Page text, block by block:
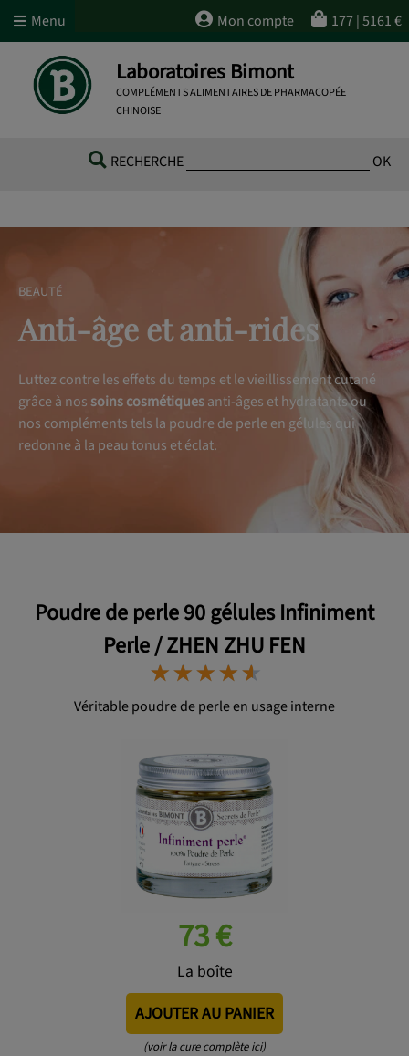
Laboratoires Bimont
COMPLÉMENTS ALIMENTAIRES DE PHARMACOPÉE
CHINOISE
RECHERCHE OK
BEAUTÉ
Anti-âge et anti-rides
Luttez contre les effets du temps et le vieillissement cutané
grâce à nossoins cosmétiquesanti-âges et hydratants ou
nos compléments tels la poudre de perle en gélules qui
redonne à la peau tonus et éclat.
Poudre de perle 90 gélules Infiniment
Perle / ZHEN ZHU FEN
⋆⋆⋆⋆⋆
⋆⋆⋆⋆⋆
Véritable poudre de perle en usage interne
73 €
La boîte
AJOUTER AU PANIER
(voir la cure complète ici)
Menu
OK
Mon compte 177|5161€